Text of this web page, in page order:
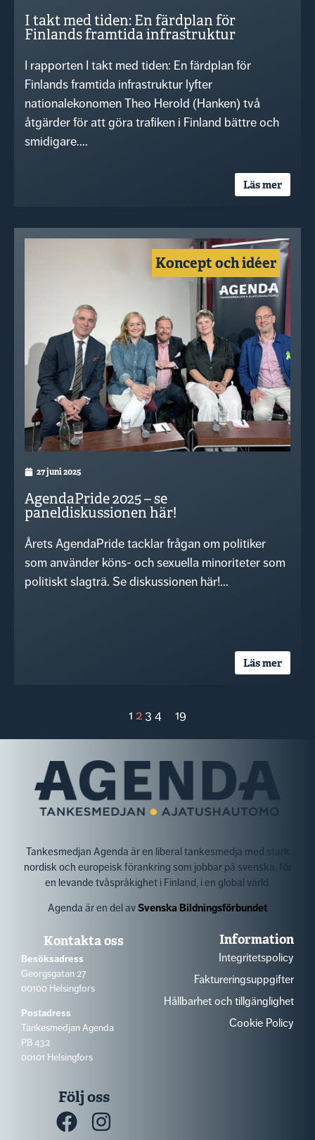
I takt med tiden: En färdplan för
Finlands framtida infrastruktur
I rapporten I takt med tiden: En färdplan för
Finlands framtida infrastruktur lyfter
nationalekonomen Theo Herold (Hanken) två
åtgärder för att göra trafiken i Finland bättre och
smidigare....
Läs mer
Koncept och idéer
27 juni 2025
AgendaPride 2025 – se
paneldiskussionen här!
Årets AgendaPride tacklar frågan om politiker
som använder köns- och sexuella minoriteter som
politiskt slagträ. Se diskussionen här!...
Läs mer
1 2 3 4 19
Tankesmedjan Agenda är en liberal tankesmedja med stark
nordisk och europeisk förankring som jobbar på svenska, för
en levande tvåspråkighet i Finland, i en global värld.
Agenda är en del avSvenska Bildningsförbundet
Kontakta oss
Besöksadress
Georgsgatan 27
00100 Helsingfors
Postadress
Tankesmedjan Agenda
PB 432
00101 Helsingfors
Följ oss
Information
Integritetspolicy
Faktureringsuppgifter
Hållbarhet och tillgänglighet
Cookie Policy